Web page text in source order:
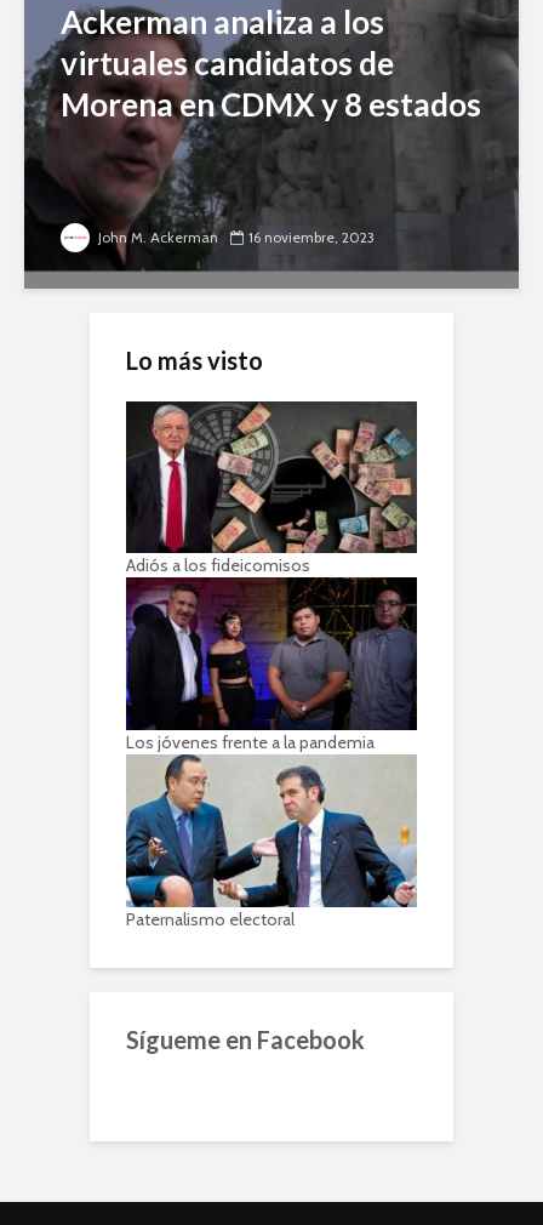
Ackerman analiza a los
virtuales candidatos de
Morena en CDMX y 8 estados
John M. Ackerman 16 noviembre, 2023
Lo más visto
Adiós a los fideicomisos
Los jóvenes frente a la pandemia
Paternalismo electoral
Sígueme en Facebook